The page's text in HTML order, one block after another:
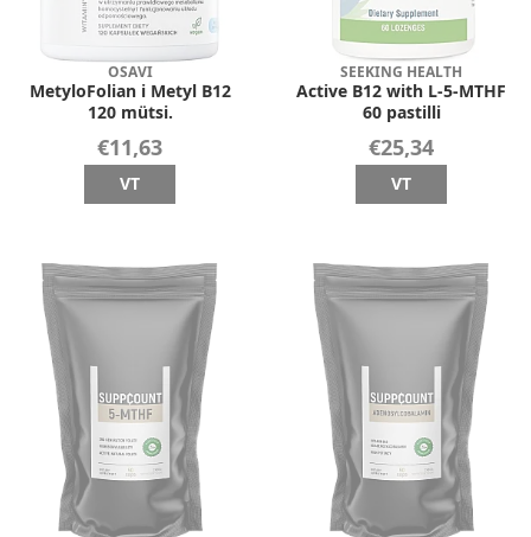
OSAVI
MetyloFolian i Metyl B12
120 mütsi.
€11,63
VT
SEEKING HEALTH
Active B12 with L-5-MTHF
60 pastilli
€25,34
VT